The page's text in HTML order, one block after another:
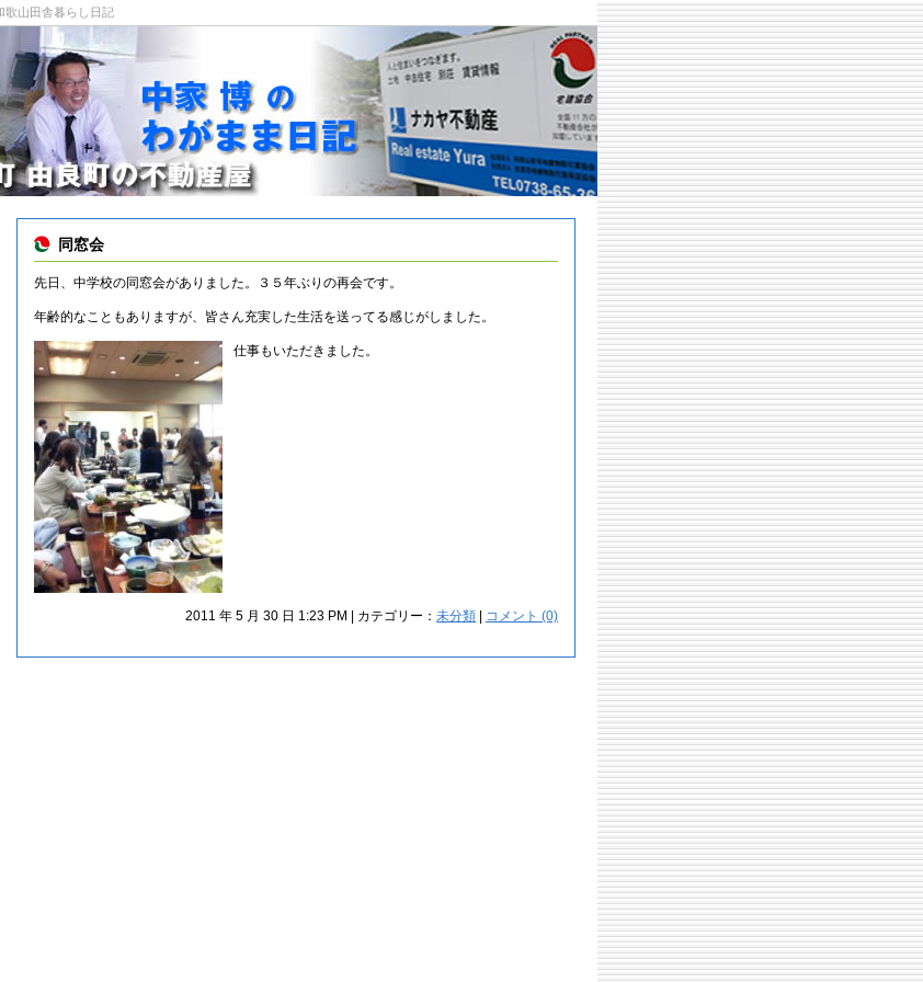
歌山田舎暮らし日記
同窓会
先日、中学校の同窓会がありました。３５年ぶりの再会です。
年齢的なこともありますが、皆さん充実した生活を送ってる感じがしました。
仕事もいただきました。
2011 年 5 月 30 日 1:23 PM | カテゴリー： 未分類 コメント (0)